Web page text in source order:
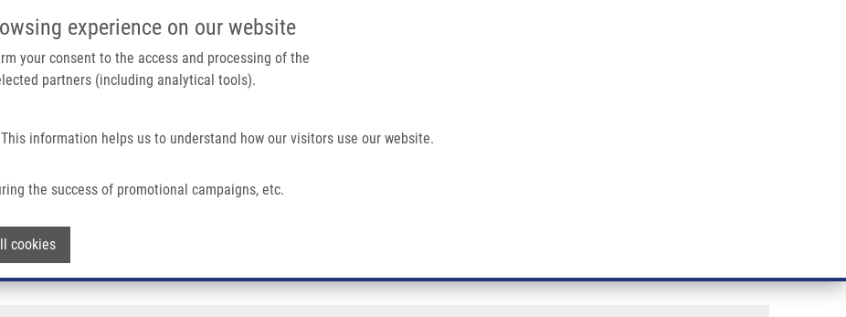
experience on our website
your consent to the access and processing of the
partners (including analytical tools).
information helps us to understand how our visitors use our website.
the success of promotional campaigns, etc.
cookies
IMTM PORTÁL
Main navigation
And Furo-fused 7-Deazapurine Ribonucleosides
Profiling of Pyrrolo- and Furo-fused 7-Deazapurine